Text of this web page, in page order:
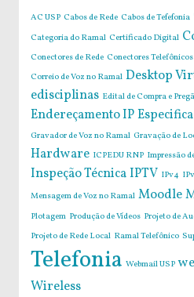
AC USP Cabos de Rede Cabos de Tefefonia
Categoria do Ramal Certificado Digital
Conectores de Rede Conectores Telefônicos
Correio de Voz no Ramal Desktop
edisciplinas Edital de Compra e
Endereçamento IP
Gravador de Voz no Ramal Gravação de
Hardware ICPEDU RNP Impressão
Inspeção TécnicaIPTV IPv4
Mensagem de Voz no Ramal Moodle
Plotagem Produção de Vídeos Projeto de
Projeto de Rede Local Ramal Telefônico
Telefonia Webmail USP
Wireless